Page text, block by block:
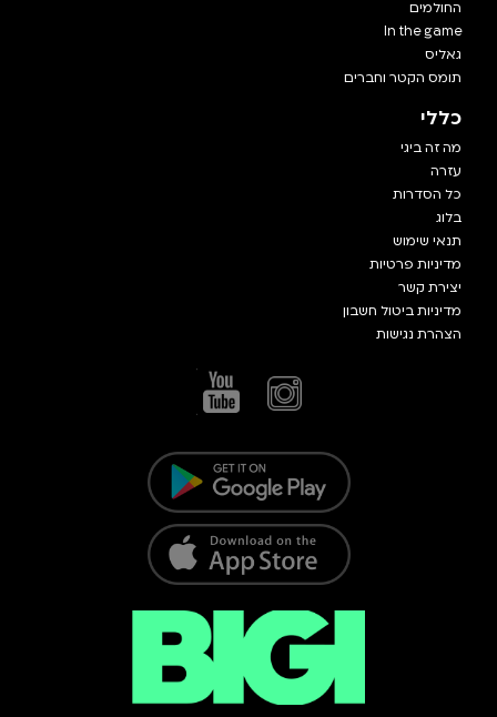
החולמים
In the game
גאליס
תומס הקטר וחברים
כללי
מה זה ביגי
עזרה
כל הסדרות
בלוג
תנאי שימוש
מדיניות פרטיות
יצירת קשר
מדיניות ביטול חשבון
הצהרת נגישות